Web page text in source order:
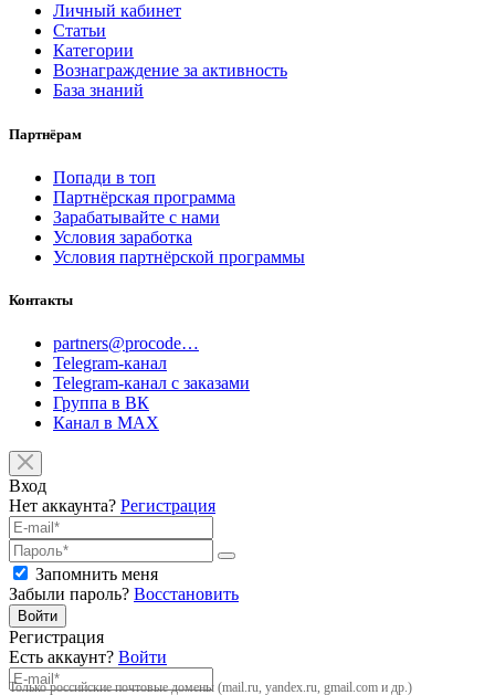
Личный кабинет
Статьи
Категории
Вознаграждение за активность
База знаний
Партнёрам
Попади в топ
Партнёрская программа
Зарабатывайте с нами
Условия заработка
Условия партнёрской программы
Контакты
partners@procode…
Telegram-канал
Telegram-канал с заказами
Группа в ВК
Канал в MAX
Вход
Нет аккаунта? Регистрация
Запомнить меня
Забыли пароль? Восстановить
Войти
Регистрация
Есть аккаунт? Войти
Только российские почтовые домены (mail.ru, yandex.ru, gmail.com и др.)